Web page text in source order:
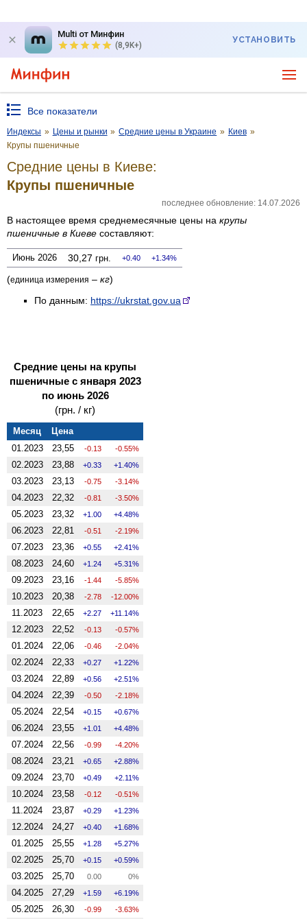
Multi от Минфин
(8,9K+)
УСТАНОВИТЬ
Все показатели
Индексы » Цены и рынки » Средние цены в Украине » Киев »
Крупы пшеничные
Средние цены в Киеве:
Крупы пшеничные
последнее обновление: 14.07.2026
В настоящее время среднемесячные цены на крупы
пшеничные в Киеве составляют:
Июнь 2026 30,27 грн. 0.40 1.34%
(единица измерения – кг)
По данным: https://ukrstat.gov.ua
Средние цены на крупы
пшеничные с января 2023
по июнь 2026
(грн. / кг)
Месяц
Цена
01.2023
23,55 -0.13 -0.55%
02.2023 23,88 0.33 1.40%
03.2023 23,13 -0.75 -3.14%
04.2023 22,32 -0.81 -3.50%
05.2023 23,32 1.00 4.48%
06.2023 22,81 -0.51 -2.19%
07.2023 23,36 0.55 2.41%
08.2023 24,60 1.24 5.31%
09.2023 23,16 -1.44 -5.85%
10.2023 20,38 -2.78 -12.00%
11.2023 22,65 2.27 11.14%
12.2023 22,52 -0.13 -0.57%
01.2024 22,06 -0.46 -2.04%
02.2024 22,33 0.27 1.22%
03.2024 22,89 0.56 2.51%
04.2024 22,39 -0.50 -2.18%
05.2024 22,54 0.15 0.67%
06.2024 23,55 1.01 4.48%
07.2024 22,56 -0.99 -4.20%
08.2024 23,21 0.65 2.88%
09.2024 23,70 0.49 2.11%
10.2024 23,58 -0.12 -0.51%
11.2024 23,87 0.29 1.23%
12.2024 24,27 0.40 1.68%
01.2025 25,55 1.28 5.27%
02.2025 25,70 0.15 0.59%
03.2025 25,70 0.00 0%
04.2025 27,29 1.59 6.19%
05.2025 26,30 -0.99 -3.63%